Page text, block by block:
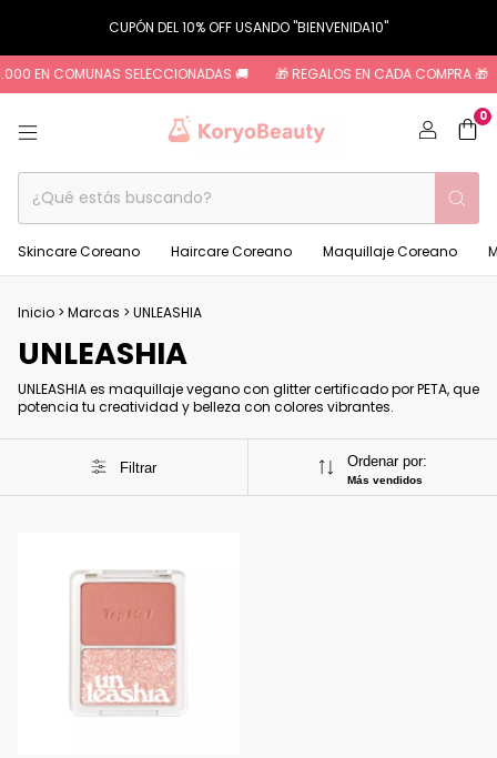
CUPÓN DEL 10% OFF USANDO "BIENVENIDA10"
EN COMUNAS SELECCIONADAS 🚚 🎁 REGALOS EN CADA COMPRA 🎁
0
Skincare Coreano Haircare Coreano Maquillaje Coreano
Inicio > Marcas > UNLEASHIA
UNLEASHIA
UNLEASHIA es maquillaje vegano con glitter certificado por PETA, que
potencia tu creatividad y belleza con colores vibrantes.
Filtrar Ordenar por:
Más vendidos